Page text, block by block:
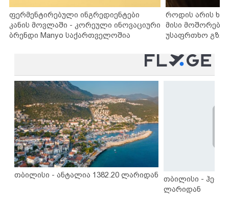
ფერმენტირებული ინგრედიენტები
კანის მოვლაში - კორეული ინოვაციური
ბრენდი Manyo საქართველოშია
როდის არის
მისი
უსაფრთხო
თბილისი - ანტალია 1382.20 ლარიდან
თბილისი -
ლარიდან